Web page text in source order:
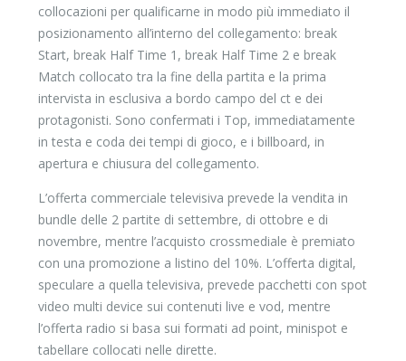
collocazioni per qualificarne in modo più immediato il
posizionamento all’interno del collegamento: break
Start, break Half Time 1, break Half Time 2 e break
Match collocato tra la fine della partita e la prima
intervista in esclusiva a bordo campo del ct e dei
protagonisti. Sono confermati i Top, immediatamente
in testa e coda dei tempi di gioco, e i billboard, in
apertura e chiusura del collegamento.
L’offerta commerciale televisiva prevede la vendita in
bundle delle 2 partite di settembre, di ottobre e di
novembre, mentre l’acquisto crossmediale è premiato
con una promozione a listino del 10%. L’offerta digital,
speculare a quella televisiva, prevede pacchetti con spot
video multi device sui contenuti live e vod, mentre
l’offerta radio si basa sui formati ad point, minispot e
tabellare collocati nelle dirette.